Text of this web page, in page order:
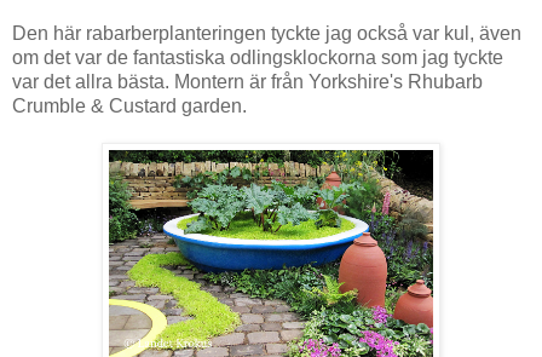
Den här rabarberplanteringen tyckte jag också var kul, även
om det var de fantastiska odlingsklockorna som jag tyckte
var det allra bästa. Montern är från Yorkshire's Rhubarb
Crumble & Custard garden.